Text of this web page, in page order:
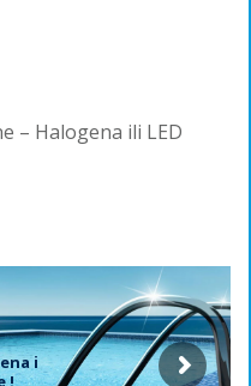
– Halogena ili LED
i
!